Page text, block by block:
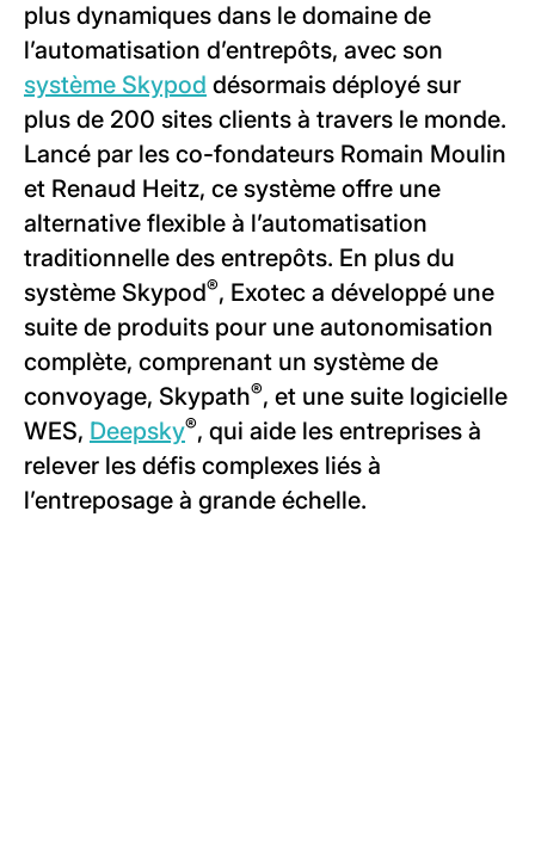
plus dynamiques dans le domaine de
l’automatisation d’entrepôts, avec son
système Skypod désormais déployé sur
plus de 200 sites clients à travers le monde.
Lancé par les co-fondateurs Romain Moulin
et Renaud Heitz, ce système offre une
alternative flexible à l’automatisation
traditionnelle des entrepôts. En plus du
système Skypod®, Exotec a développé une
suite de produits pour une autonomisation
complète, comprenant un système de
convoyage, Skypath®, et une suite logicielle
WES, Deepsky®, qui aide les entreprises à
relever les défis complexes liés à
l’entreposage à grande échelle.